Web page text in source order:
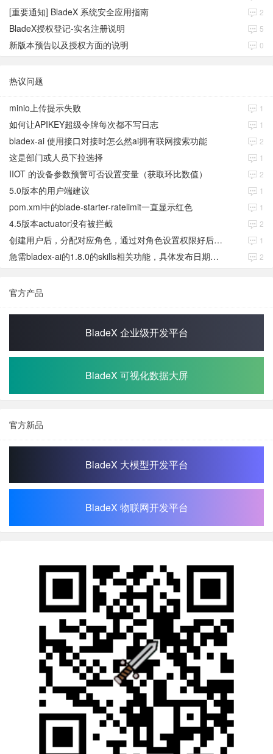
[重要通知] BladeX 系统安全应用指南 2
BladeX授权登记-实名注册说明 5
新版本预告以及授权方面的说明 0
热议问题
minio上传提示失败 1
如何让APIKEY超级令牌每次都不写日志 1
bladex-ai 使用接口对接时怎么然ai拥有联网搜索功能 2
这是部门或人员下拉选择 1
IIOT 的设备参数预警可否设置变量（获取环比数值） 2
5.0版本的用户端建议 1
pom.xml中的blade-starter-ratelimit一直显示红色 1
4.5版本actuator没有被拦截 2
创建用户后，分配对应角色，通过对角色设置权限好后，登录当前用户后。查看不到当前已分配对应角色权限数据 1
急需bladex-ai的1.8.0的skills相关功能，具体发布日期是多少号 2
官方产品
BladeX 企业级开发平台
BladeX 可视化数据大屏
官方新品
BladeX 大模型开发平台
BladeX 物联网开发平台